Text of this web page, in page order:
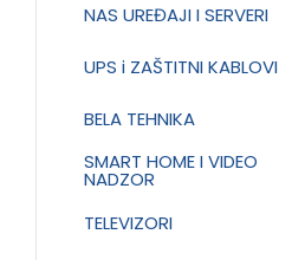
NAS UREĐAJI I SERVERI
UPS i ZAŠTITNI KABLOVI
BELA TEHNIKA
SMART HOME I VIDEO
NADZOR
TELEVIZORI